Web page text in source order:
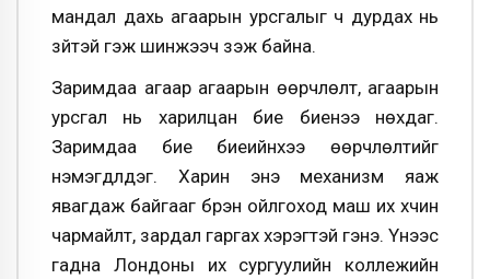
мандал дахь агаарын урсгалыг ч дурдах нь
зүйтэй гэж шинжээч үзэж байна.
Заримдаа агаар агаарын өөрчлөлт, агаарын
урсгал нь харилцан бие биенээ нөхдаг.
Заримдаа бие биеийнхээ өөрчлөлтийг
нэмэгдүүлдэг. Харин энэ механизм яаж
явагдаж байгааг бүрэн ойлгоход маш их хүчин
чармайлт, зардал гаргах хэрэгтэй гэнэ. Үүнээс
гадна Лондоны их сургуулийн коллежийн